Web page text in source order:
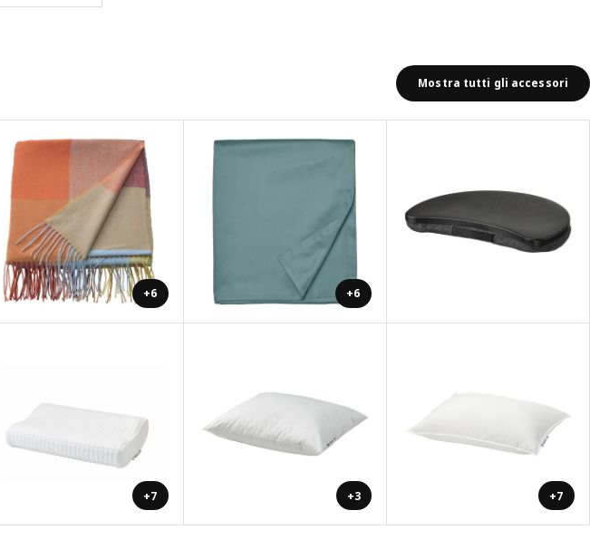
Mostra tutti gli accessori
+6 +6
+7 +3 +7